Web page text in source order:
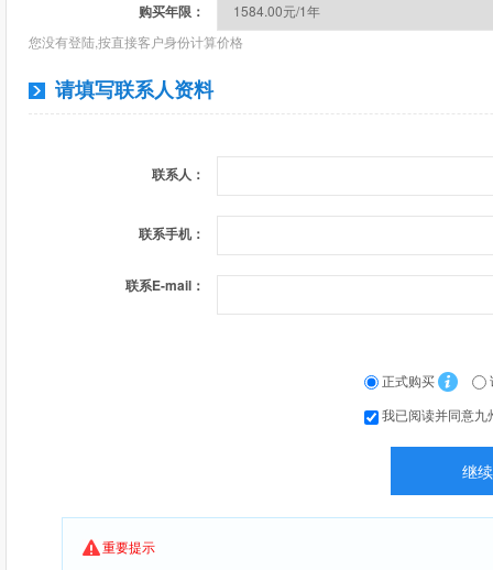
购买年限：
您没有登陆,按直接客户身份计算价格
请填写联系人资料
联系人：
联系手机：
联系E-mail：
正式购买
我已阅读并同意
重要提示